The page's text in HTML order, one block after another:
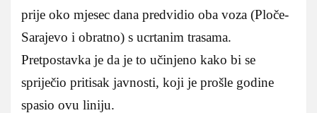
prije oko mjesec dana predvidio oba voza (Ploče-
Sarajevo i obratno) s ucrtanim trasama.
Pretpostavka je da je to učinjeno kako bi se
spriječio pritisak javnosti, koji je prošle godine
spasio ovu liniju.